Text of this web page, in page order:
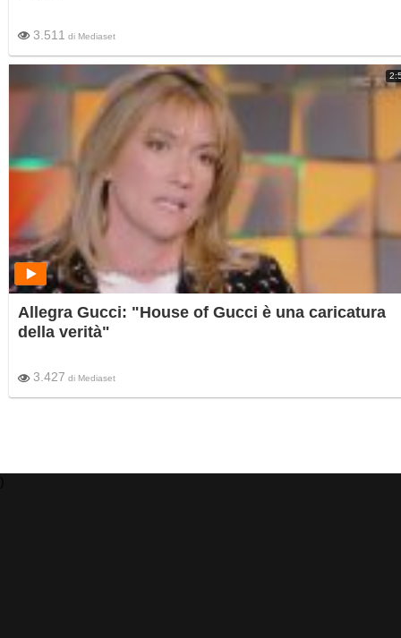
3.511 di Mediaset
Allegra Gucci: "House of Gucci è una caricatura
della verità"
3.427 di Mediaset